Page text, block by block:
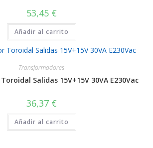
53,45 €
Añadir al carrito
Transformadores
Salidas 15V+15V 30VA E230Vac
36,37 €
Añadir al carrito